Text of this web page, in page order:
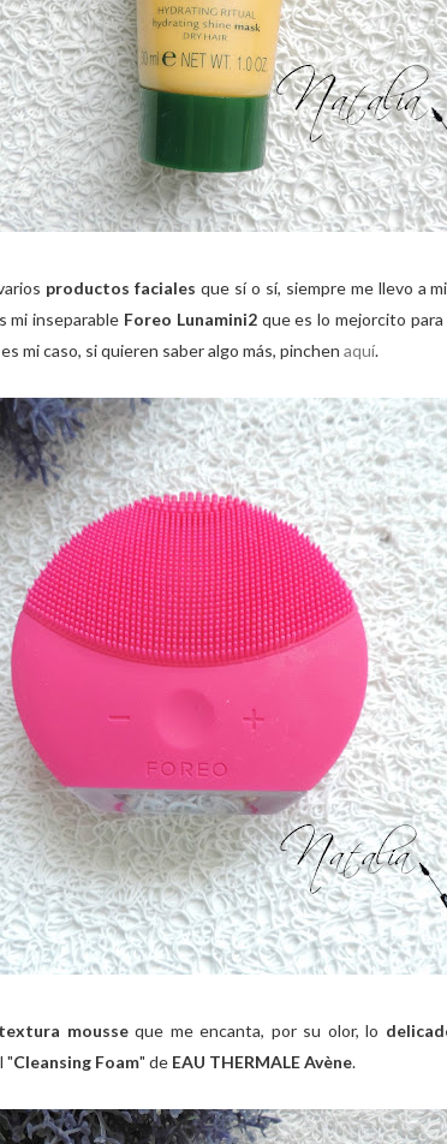
productos faciales que sí o sí, siempre me llevo a
mi inseparable Foreo Lunamini2que es lo mejorcito para
mi caso, si quieren saber algo más, pinchen aquí.
mousseque me encanta, por su olor, lo
"Cleansing Foam" de EAU THERMALE Avène.